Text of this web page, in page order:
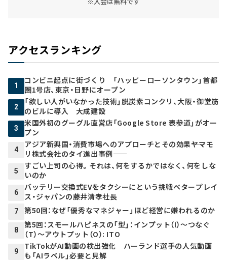
アクセスランキング
1
コンビニ起点に街づくり 「ハッピーローソンタウン」首都
圏1号店、東京・日野にオープン
2
「欲しい人がいなかった技術」脱炭素コンクリ、大阪・御堂筋
のビルに導入 大成建設
3
米国外初のグーグル直営店「Google Store 表参道」がオー
プン
4
アジア新興国・消費市場へのアプローチとその効果――ヤマモ
リ株式会社のタイ進出事例――
5
すごい上司の心得。それは、何をするかではなく、何をしな
いのか
6
バッテリー交換式EVをタクシーにという挑戦――ベタープレイ
ス・ジャパンの藤井清孝社長
7 第50回：なぜ「優秀なマネジャー」ほど経営に嫌われるのか
8
第5回：スモールハピネスの「型」：インプット（I）～つなぐ
（T）～アウトプット（O）: ITO
9
TikTokがAI動画の検出強化 ハーランド選手の人気動画
も「AIラベル」必要と見解